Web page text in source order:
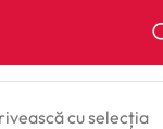
cu selecția